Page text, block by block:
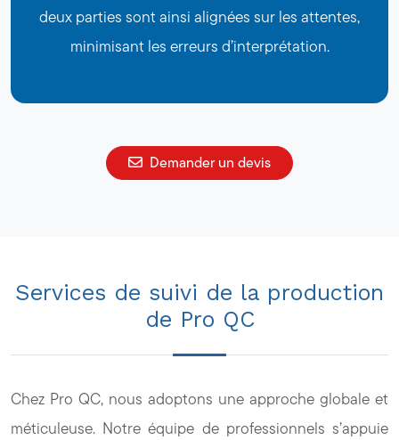
deux parties sont ainsi alignées sur les attentes,
minimisant les erreurs d’interprétation.
Demander un devis
Services de suivi de la production
de Pro QC
Chez Pro QC, nous adoptons une approche globale et
méticuleuse. Notre équipe de professionnels s’appuie